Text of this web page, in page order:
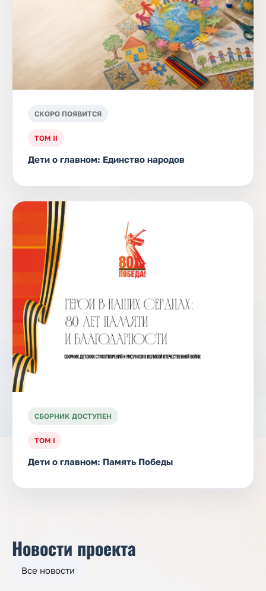
СКОРО ПОЯВИТСЯ
ТОМ II
Дети о главном: Единство народов
СБОРНИК ДОСТУПЕН
ТОМ I
Дети о главном: Память Победы
Новости проекта
Все новости